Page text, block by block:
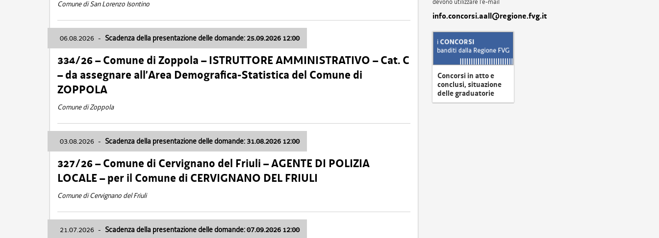
Comune di San Lorenzo Isontino
06.08.2026 - Scadenza della presentazione delle domande: 25.09.2026 12:00
334/26 – Comune di Zoppola – ISTRUTTORE AMMINISTRATIVO – Cat. C
– da assegnare all’Area Demografica-Statistica del Comune di
ZOPPOLA
Comune di Zoppola
03.08.2026 - Scadenza della presentazione delle domande: 31.08.2026 12:00
327/26 – Comune di Cervignano del Friuli – AGENTE DI POLIZIA
LOCALE – per il Comune di CERVIGNANO DEL FRIULI
Comune di Cervignano del Friuli
21.07.2026 - Scadenza della presentazione delle domande: 07.09.2026 12:00
devono utilizzare l'e-mail
info.concorsi.aall@regione.fvg.it
Concorsi in atto e
conclusi, situazione
delle graduatorie